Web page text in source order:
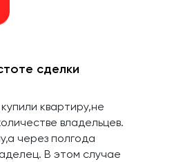
сделки
квартиру,не
владельцев.
через полгода
В этом случае